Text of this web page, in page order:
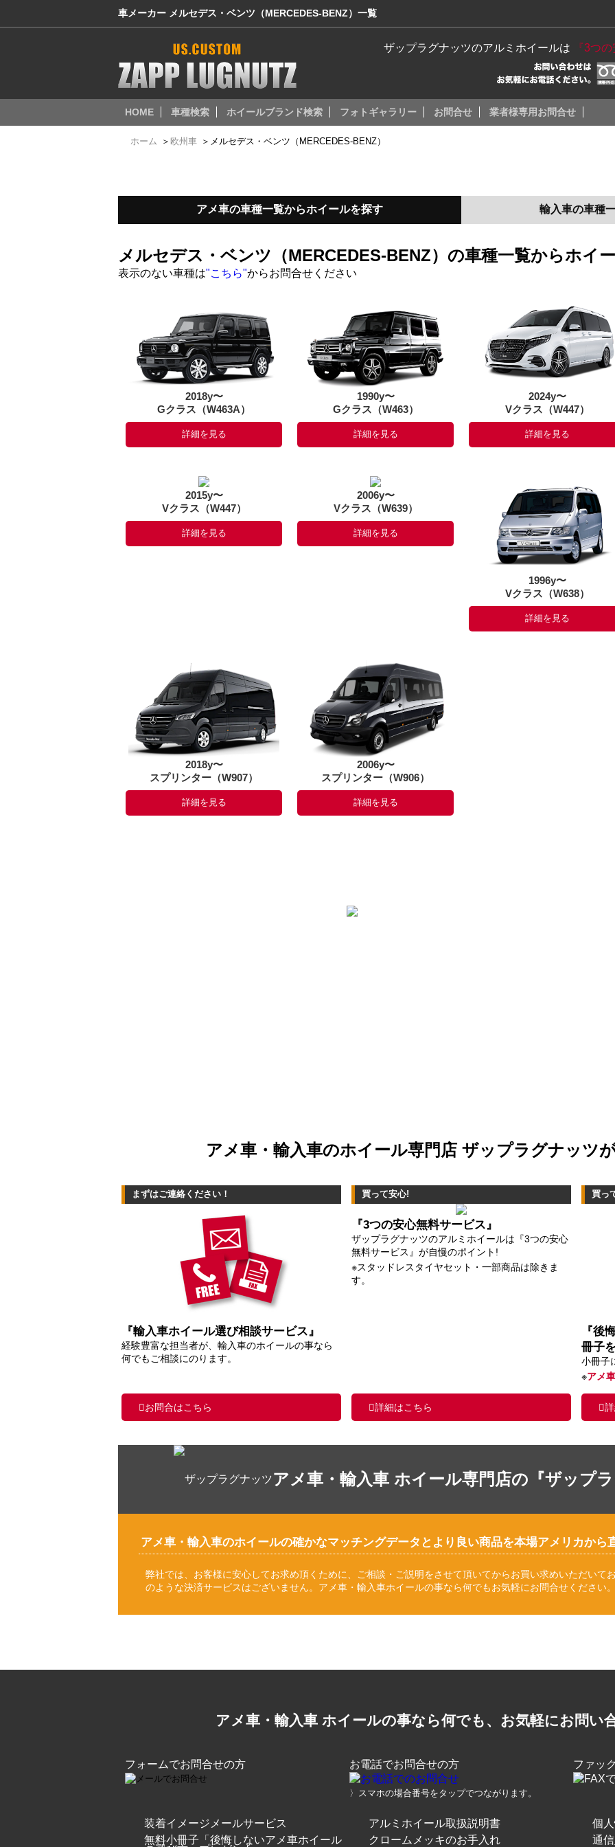
車メーカー メルセデス・ベンツ（MERCEDES-BENZ）一覧
ザップラグナッツのアルミホイールは 『3つ
HOME 車種検索 ホイールブランド検索 フォトギャラリー お問合せ 業者様専用お問合せ
ホーム ＞ 欧州車 ＞ メルセデス・ベンツ（MERCEDES-BENZ）
アメ車の車種一覧からホイールを探す 輸入車の車種
メルセデス・ベンツ（MERCEDES-BENZ）の車種一覧からホイ
表示のない車種は"こちら"からお問合せください
2018y〜
Gクラス（W463A）
詳細を見る
1990y〜
Gクラス（W463）
詳細を見る
2024y〜
Vクラス（W447）
詳細を見る
2015y〜
Vクラス（W447）
詳細を見る
2006y〜
Vクラス（W639）
詳細を見る
1996y〜
Vクラス（W638）
詳細を見る
2018y〜
スプリンター（W907）
詳細を見る
2006y〜
スプリンター（W906）
詳細を見る
アメ車・輸入車のホイール専門店 ザップラグナッツ
まずはご連絡ください！
『輸入車ホイール選び相談サービス』
経験豊富な担当者が、輸入車のホイールの事なら
何でもご相談にのります。
お問合はこちら
買って安心!
『3つの安心無料サービス』
ザップラグナッツのアルミホイールは『3つの安心
無料サービス』が自慢のポイント!
※スタッドレスタイヤセット・一部商品は除きま
す。
詳細はこちら
買っ
『後
冊子
小冊子
※アメ
アメ車・輸入車 ホイール専門店の『ザップラ
アメ車・輸入車のホイールの確かなマッチングデータとより良い商品を本場アメリカから
弊社では、お客様に安心してお求め頂くために、ご相談・ご説明をさせて頂いてからお買い求めいただいて
のような決済サービスはございません。アメ車・輸入車ホイールの事なら何でもお気軽にお問合せください。
アメ車・輸入車 ホイールの事なら何でも、お気軽にお問い
フォームでお問合せの方 お電話でお問合せの方
〉スマホの場合番号をタップでつながります。
ファッ
装着イメージメールサービス
無料小冊子「後悔しないアメ車ホイール
アルミホイール取扱説明書
クロームメッキのお手入れ
個
通